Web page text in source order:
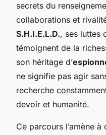
secrets du
collaborations et
S.H.I.E.L.D., ses luttes
témoignent de la
son héritage d’
ne signifie pas agir
recherche
devoir et humanité.
Ce parcours l’amène